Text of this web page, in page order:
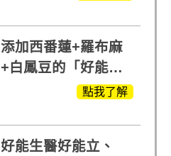
添加西番蓮+羅布麻
+白鳳豆的「好能
眠」，獨家專利配
點我了解
好能生醫好能立、